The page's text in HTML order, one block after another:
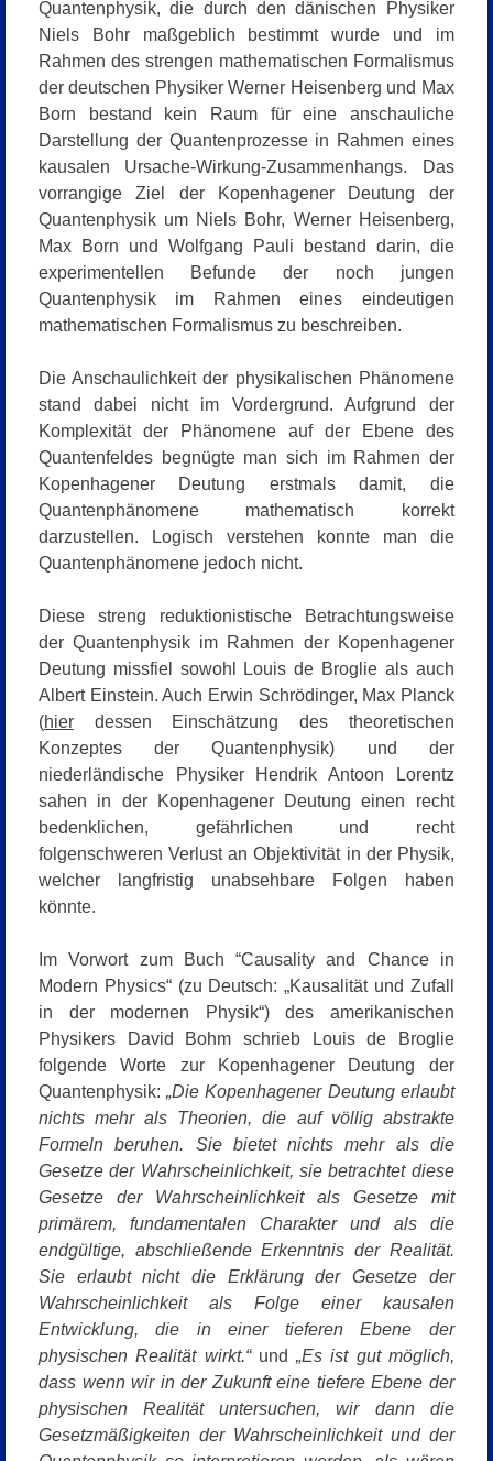
Quantenphysik, die durch den dänischen Physiker
Niels Bohr maßgeblich bestimmt wurde und im
Rahmen des strengen mathematischen Formalismus
der deutschen Physiker Werner Heisenberg und Max
Born bestand kein Raum für eine anschauliche
Darstellung der Quantenprozesse in Rahmen eines
kausalen Ursache-Wirkung-Zusammenhangs. Das
vorrangige Ziel der Kopenhagener Deutung der
Quantenphysik um Niels Bohr, Werner Heisenberg,
Max Born und Wolfgang Pauli bestand darin, die
experimentellen Befunde der noch jungen
Quantenphysik im Rahmen eines eindeutigen
mathematischen Formalismus zu beschreiben.
Die Anschaulichkeit der physikalischen Phänomene
stand dabei nicht im Vordergrund. Aufgrund der
Komplexität der Phänomene auf der Ebene des
Quantenfeldes begnügte man sich im Rahmen der
Kopenhagener Deutung erstmals damit, die
Quantenphänomene mathematisch korrekt
darzustellen. Logisch verstehen konnte man die
Quantenphänomene jedoch nicht.
Diese streng reduktionistische Betrachtungsweise
der Quantenphysik im Rahmen der Kopenhagener
Deutung missfiel sowohl Louis de Broglie als auch
Albert Einstein. Auch Erwin Schrödinger, Max Planck
(hier dessen Einschätzung des theoretischen
Konzeptes der Quantenphysik) und der
niederländische Physiker Hendrik Antoon Lorentz
sahen in der Kopenhagener Deutung einen recht
bedenklichen, gefährlichen und recht
folgenschweren Verlust an Objektivität in der Physik,
welcher langfristig unabsehbare Folgen haben
könnte.
Im Vorwort zum Buch “Causality and Chance in
Modern Physics“ (zu Deutsch: „Kausalität und Zufall
in der modernen Physik“) des amerikanischen
Physikers David Bohm schrieb Louis de Broglie
folgende Worte zur Kopenhagener Deutung der
Quantenphysik:„Die Kopenhagener Deutung erlaubt
nichts mehr als Theorien, die auf völlig abstrakte
Formeln beruhen. Sie bietet nichts mehr als die
Gesetze der Wahrscheinlichkeit, sie betrachtet diese
Gesetze der Wahrscheinlichkeit als Gesetze mit
primärem, fundamentalen Charakter und als die
endgültige, abschließende Erkenntnis der Realität.
Sie erlaubt nicht die Erklärung der Gesetze der
Wahrscheinlichkeit als Folge einer kausalen
Entwicklung, die in einer tieferen Ebene der
physischen Realität wirkt.“und „Es ist gut möglich,
dass wenn wir in der Zukunft eine tiefere Ebene der
physischen Realität untersuchen, wir dann die
Gesetzmäßigkeiten der Wahrscheinlichkeit und der